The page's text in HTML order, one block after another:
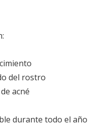
del rostro
acné
durante todo el año